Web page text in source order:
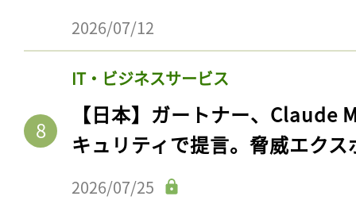
2026/07/12
IT・ビジネスサービス
【日本】ガートナー、Claude
キュリティで提言。脅威エク
2026/07/25
記事をお気に入りに
ログインが必